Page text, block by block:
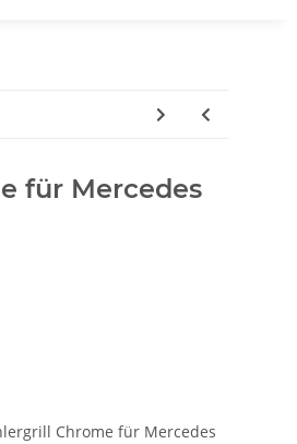
für Mercedes
Chrome für Mercedes